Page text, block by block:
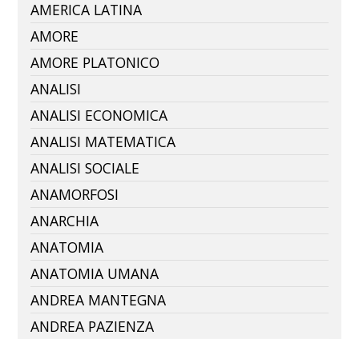
AMERICA LATINA
AMORE
AMORE PLATONICO
ANALISI
ANALISI ECONOMICA
ANALISI MATEMATICA
ANALISI SOCIALE
ANAMORFOSI
ANARCHIA
ANATOMIA
ANATOMIA UMANA
ANDREA MANTEGNA
ANDREA PAZIENZA